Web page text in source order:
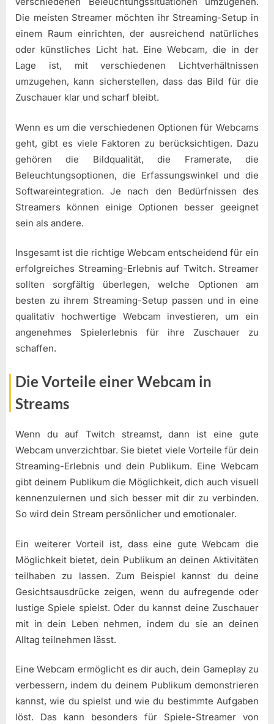
Die meisten Streamer möchten ihr Streaming-Setup in
einem Raum einrichten, der ausreichend natürliches
oder künstliches Licht hat. Eine Webcam, die in der
Lage ist, mit verschiedenen Lichtverhältnissen
umzugehen, kann sicherstellen, dass das Bild für die
Zuschauer klar und scharf bleibt.
Wenn es um die verschiedenen Optionen für Webcams
geht, gibt es viele Faktoren zu berücksichtigen. Dazu
gehören die Bildqualität, die Framerate, die
Beleuchtungsoptionen, die Erfassungswinkel und die
Softwareintegration. Je nach den Bedürfnissen des
Streamers können einige Optionen besser geeignet
sein als andere.
Insgesamt ist die richtige Webcam entscheidend für ein
erfolgreiches Streaming-Erlebnis auf Twitch. Streamer
sollten sorgfältig überlegen, welche Optionen am
besten zu ihrem Streaming-Setup passen und in eine
qualitativ hochwertige Webcam investieren, um ein
angenehmes Spielerlebnis für ihre Zuschauer zu
schaffen.
Die Vorteile einer Webcam in
Streams
Wenn du auf Twitch streamst, dann ist eine gute
Webcam unverzichtbar. Sie bietet viele Vorteile für dein
Streaming-Erlebnis und dein Publikum. Eine Webcam
gibt deinem Publikum die Möglichkeit, dich auch visuell
kennenzulernen und sich besser mit dir zu verbinden.
So wird dein Stream persönlicher und emotionaler.
Ein weiterer Vorteil ist, dass eine gute Webcam die
Möglichkeit bietet, dein Publikum an deinen Aktivitäten
teilhaben zu lassen. Zum Beispiel kannst du deine
Gesichtsausdrücke zeigen, wenn du aufregende oder
lustige Spiele spielst. Oder du kannst deine Zuschauer
mit in dein Leben nehmen, indem du sie an deinen
Alltag teilnehmen lässt.
Eine Webcam ermöglicht es dir auch, dein Gameplay zu
verbessern, indem du deinem Publikum demonstrieren
kannst, wie du spielst und wie du bestimmte Aufgaben
löst. Das kann besonders für Spiele-Streamer von